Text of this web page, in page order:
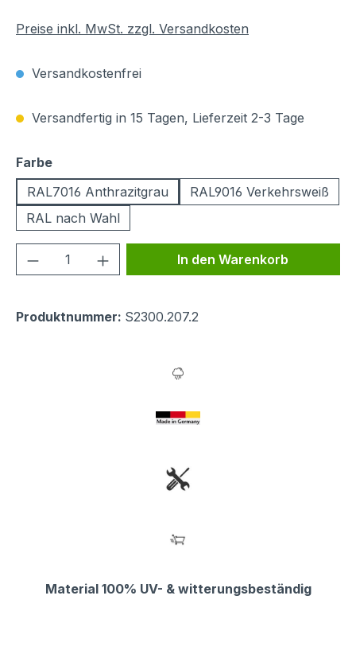
Preise inkl. MwSt. zzgl. Versandkosten
Versandkostenfrei
Versandfertig in 15 Tagen, Lieferzeit 2-3 Tage
Farbeauswählen
RAL7016 Anthrazitgrau
RAL9016 Verkehrsweiß
RAL nach Wahl
Produkt Anzahl: Gib denIn den Warenkorb
Produktnummer: S2300.207.2
Material 100% UV- & witterungsbeständig